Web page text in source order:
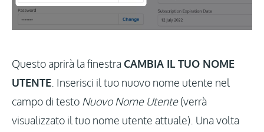
Questo aprirà la finestra CAMBIA IL TUO NOME
UTENTE . Inserisci il tuo nuovo nome utente nel
campo di testo Nuovo Nome Utente(verrà
visualizzato il tuo nome utente attuale). Una volta